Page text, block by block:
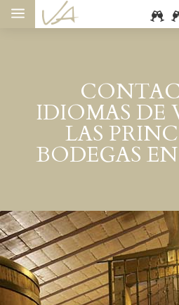
a
IDIOMAS DE
LAS
BODEGAS